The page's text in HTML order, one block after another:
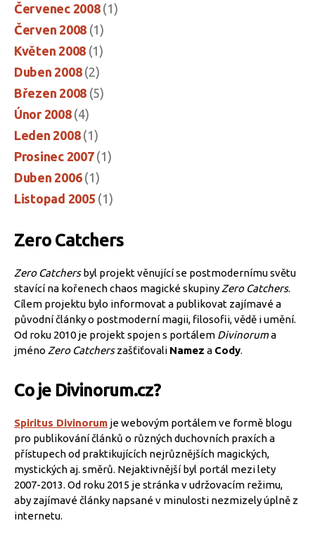
Červenec 2008(1)
Červen 2008 (1)
Květen 2008 (1)
Duben 2008(2)
Březen 2008 (5)
Únor 2008(4)
Leden 2008(1)
Prosinec 2007(1)
Duben 2006(1)
Listopad 2005 (1)
Zero Catchers
Zero Catchersbyl projekt věnující se postmodernímu světu
stavící na kořenech chaos magické skupiny Zero Catchers.
Cílem projektu bylo informovat a publikovat zajímavé a
původní články o postmoderní magii, filosofii, vědě i umění.
Od roku 2010 je projekt spojen s portálem Divinoruma
jméno Zero Catcherszašťiťovali Namez a Cody.
Co je Divinorum.cz?
Spiritus Divinorum je webovým portálem ve formě blogu
pro publikování článků o různých duchovních praxích a
přístupech od praktikujících nejrůznějších magických,
mystických aj. směrů. Nejaktivnější byl portál mezi lety
2007-2013. Od roku 2015 je stránka v udržovacím režimu,
aby zajímavé články napsané v minulosti nezmizely úplně z
internetu.